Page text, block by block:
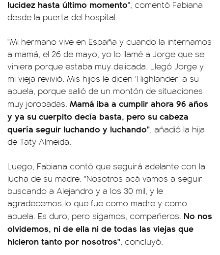
lucidez hasta último momento", comentó Fabiana
desde la puerta del hospital.
"Mi hermano vive en España y cuando la internamos
a mamá, el 26 de mayo, yo lo llamé a Jorge que se
viniera porque estaba muy delicada. Llegó Jorge y
mi vieja revivió. Mis hijos le dicen 'Highlander' a su
abuela, porque salió de un montón de situaciones
muy jorobadas. Mamá iba a cumplir ahora 96 años
y ya su cuerpito decía basta, pero su cabeza
quería seguir luchando y luchando", añadió la hija
de Taty Almeida.
Luego, Fabiana contó que seguirá adelante con la
lucha de su madre. "Nosotros acá vamos a seguir
buscando a Alejandro y a los 30 mil, y le
agradecemos lo que fue como madre y como
abuela. Es duro, pero sigamos, compañeros. No nos
olvidemos, ni de ella ni de todas las viejas que
hicieron tanto por nosotros", concluyó.